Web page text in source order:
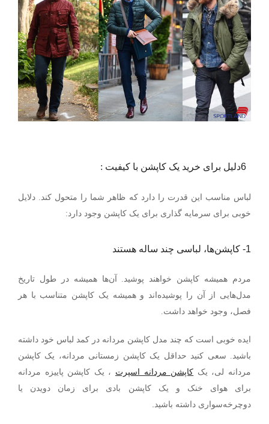
6دلیل برای خرید یک کاپشن با کیفیت :
لباس مناسب این قدرت را دارد که ظاهر شما را متحول کند. دلایل
خوبی برای سرمایه گذاری برای یک کاپشن وجود دارد:
1- کاپشن‌ها، لباسی چند ساله هستند
مردم همیشه کاپشن خواهند پوشید. آن‌ها همیشه در طول تاریخ
مدل‌هایی از آن‌ را پوشیده‌اند و همیشه یک کاپشن متناسب با هر
فصل، وجود خواهد داشت.
ایده خوبی است که چند مدل کاپشن مردانه در کمد لباس خود داشته
باشید. سعی کنید حداقل یک کاپشن زمستانی مردانه، یک کاپشن
مردانه لی، یک کاپشن مردانه اسپرت ، یک کاپشن پاییزه مردانه
برای هوای خنک و یک کاپشن بادی برای زمان دویدن یا
دوچرخه‌سواری داشته باشید.